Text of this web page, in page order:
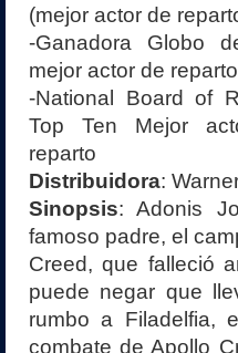
(mejor actor de
-Ganadora Globo
mejor actor de
-National Board of
Top Ten Mejor
reparto
Distribuidora:
Sinopsis:Adonis
famoso padre, el
Creed, que falleció
puede negar que
rumbo a Filadelfia,
combate de Apollo